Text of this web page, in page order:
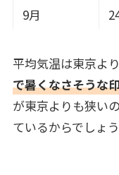
9月
平均気温は東京よ
で暑くなさそうな
が東京よりも狭い
ているからでしょう